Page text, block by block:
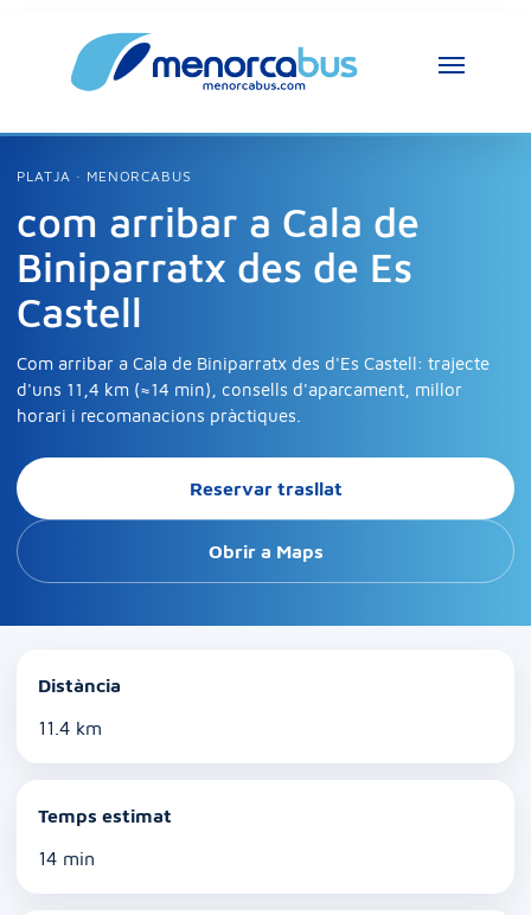
PLATJA · MENORCABUS
com arribar a Cala de
Biniparratx des de Es
Castell
Com arribar a Cala de Biniparratx des d'Es Castell: trajecte
d'uns 11,4 km (≈14 min), consells d'aparcament, millor
horari i recomanacions pràctiques.
Reservar trasllat
Obrir a Maps
Distància
11.4 km
Temps estimat
14 min